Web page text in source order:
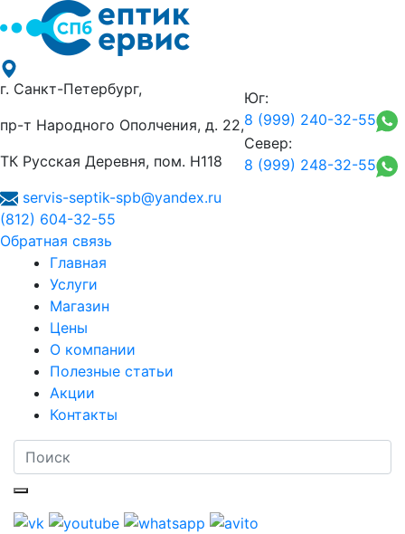
г. Санкт-Петербург,
пр-т Народного Ополчения, д. 22,
ТК Русская Деревня, пом. Н118
servis-septik-spb@yandex.ru
Юг:
8 (999) 240-32-55
Север:
8 (999) 248-32-55
(812) 604-32-55
Обратная связь
Главная
Услуги
Магазин
Цены
О компании
Полезные статьи
Акции
Контакты